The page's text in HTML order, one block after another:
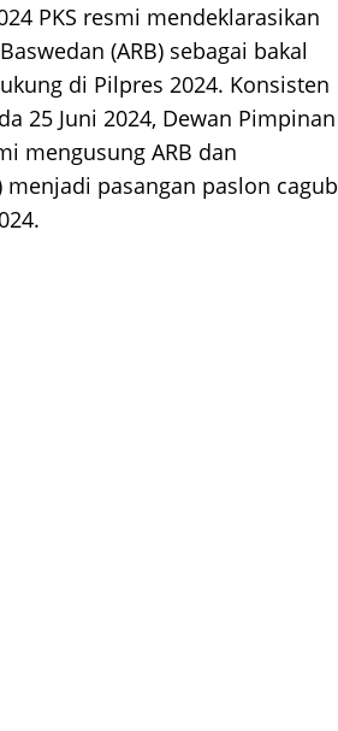
PKS resmi mendeklarasikan
(ARB) sebagai bakal
di Pilpres 2024. Konsisten
25 Juni 2024, Dewan Pimpinan
mengusung ARB dan
pasangan paslon cagub